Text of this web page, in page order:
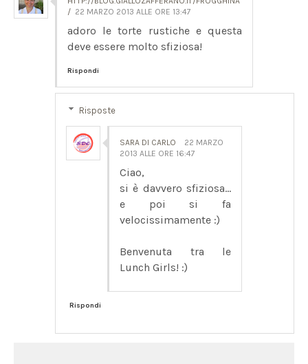
/ 22 MARZO 2013 ALLE ORE 13:47
adoro le torte rustiche e questa
deve essere molto sfiziosa!
Rispondi
Risposte
SARA DI CARLO
22 MARZO
2013 ALLE ORE 16:47
Ciao,
si è davvero sfiziosa...
e poi si fa
velocissimamente :)
Benvenuta tra le
Lunch Girls! :)
Rispondi